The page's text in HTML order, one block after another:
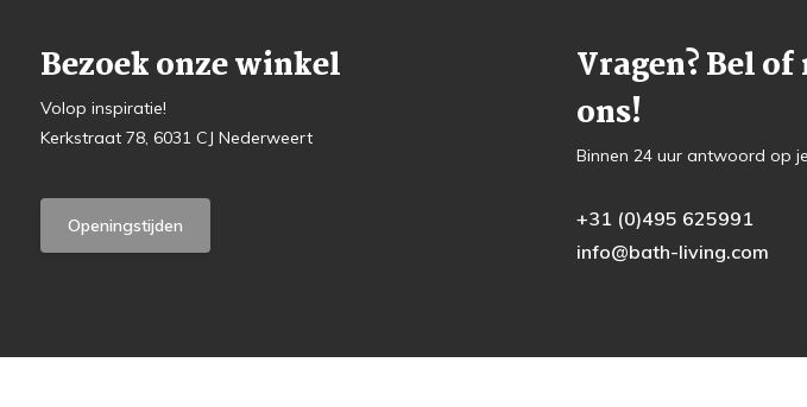
Bezoek onze winkel
Volop inspiratie!
Kerkstraat 78, 6031 CJ Nederweert
Openingstijden
Vragen? Bel
ons!
Binnen 24 uur antwoord op
+31 (0)495 625991
info@bath-living.com